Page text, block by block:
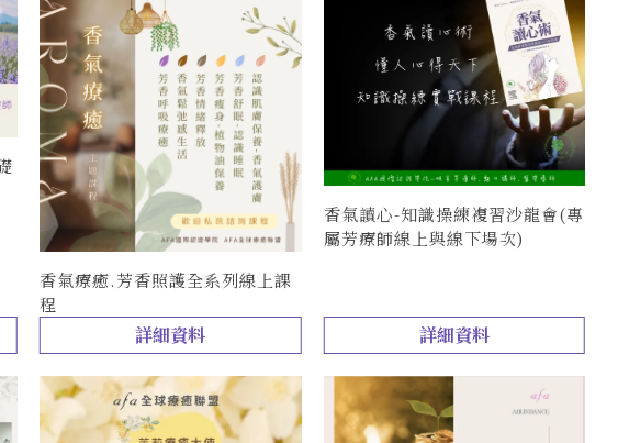
香氣療癒.芳香照護全系列線上課
程
詳細資料
香氣讀心-知識操練複習沙龍會(專
屬芳療師線上與線下場次)
詳細資料